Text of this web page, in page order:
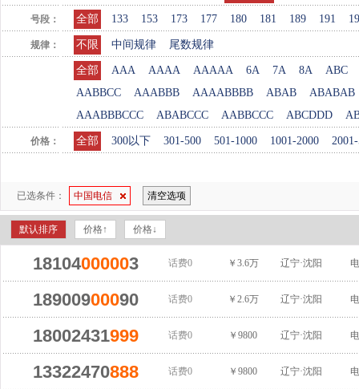
号段： 全部 133 153 173 177 180 181 189 191
规律： 不限 中间规律 尾数规律
全部 AAA AAAA AAAAA 6A 7A 8A
ABC
AABBCC
AAABBB AAAABBBB ABAB
ABABAB
AAABBBCCC
ABABCCC AABBCCC ABCDDD
价格： 全部 300以下 301-500 501-1000 1001-2000
已选条件： 中国电信 清空选项
默认排序 价格↑ 价格↓
18104000003 话费0 ￥3.6万 辽宁·沈阳
18900900090 话费0 ￥2.6万 辽宁·沈阳
18002431999 话费0 ￥9800 辽宁·沈阳
13322470888 话费0 ￥9800 辽宁·沈阳